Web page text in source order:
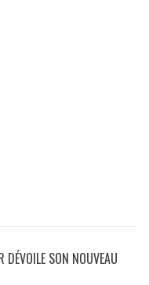
DÉVOILE SON NOUVEAU